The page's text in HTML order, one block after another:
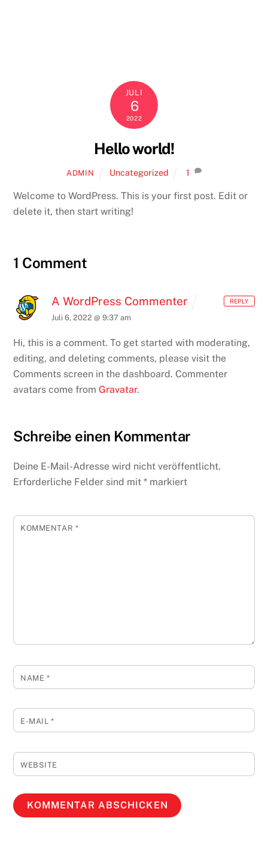
JULI
6
2022
Hello world!
ADMIN Uncategorized 1
Welcome to WordPress. This is your first post. Edit or
delete it, then start writing!
1 Comment
A WordPress Commenter
Juli 6, 2022 @ 9:37 am
Hi, this is a comment. To get started with moderating,
editing, and deleting comments, please visit the
Comments screen in the dashboard. Commenter
avatars come fromGravatar.
REPLY
Schreibe einen Kommentar
Deine E-Mail-Adresse wird nicht veröffentlicht.
Erforderliche Felder sind mit* markiert
KOMMENTAR *
NAME *
E-MAIL *
WEBSITE